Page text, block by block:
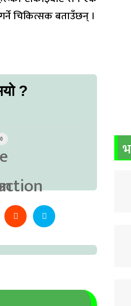
चिकित्सक बताउँछन् ।
?
0